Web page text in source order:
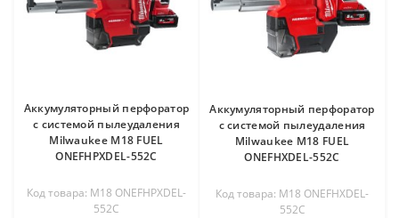
Аккумуляторный перфоратор
с системой пылеудаления
Milwaukee M18 FUEL
ONEFHPXDEL-552C
Код товара: M18 ONEFHPXDEL-
552C
Аккумуляторный перфоратор
с системой пылеудаления
Milwaukee M18 FUEL
ONEFHXDEL-552C
Код товара: M18 ONEFHXDEL-
552C